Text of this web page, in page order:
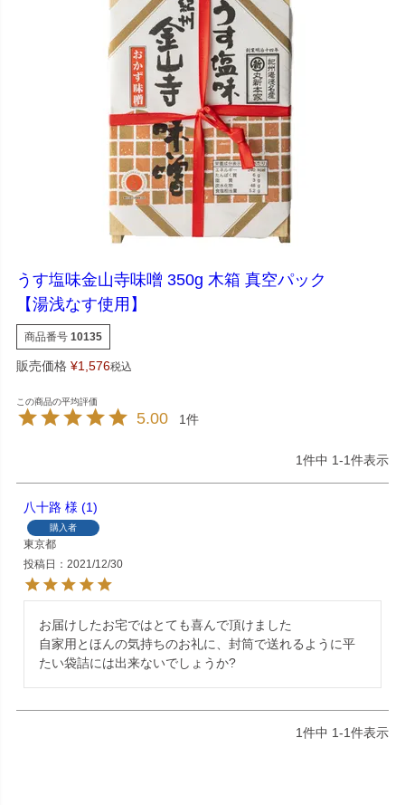
うす塩味金山寺味噌 350g 木箱 真空パック
【湯浅なす使用】
商品番号 10135
販売価格 ¥1,576税込
5.00 1
1件中 1-1件表示
八十路 1
購入者
東京都
投稿日
2021/12/30
お届けしたお宅ではとても喜んで頂けました
自家用とほんの気持ちのお礼に、封筒で送れるように平
たい袋詰には出来ないでしょうか?
1件中 1-1件表示